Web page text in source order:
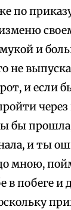
по
и
не
и если
бы
и ты
мною,
в побеге